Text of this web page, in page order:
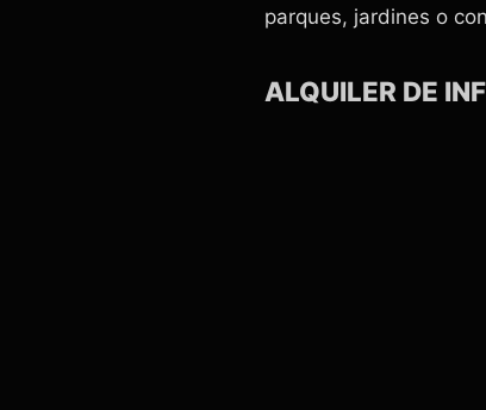
parques, jardines o
ALQUILER DE